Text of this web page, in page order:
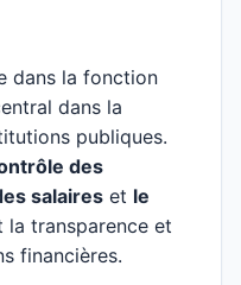
dans la fonction
dans la
publiques.
des
salaires et le
la transparence et
financières.